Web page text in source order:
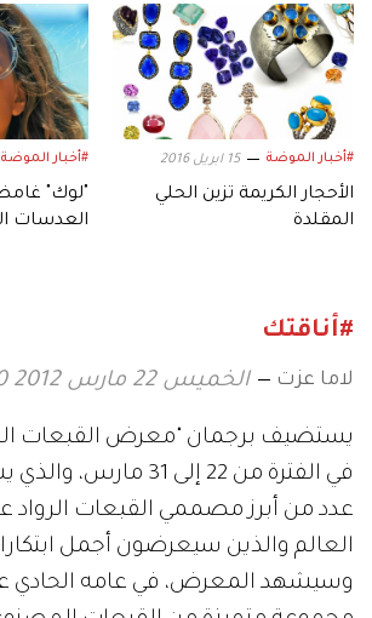
#أخبار الموضة 15 ابريل 2016
الأحجار الكريمة تزين الحلي
المقلدة
#أخبار الموضة
"لوك"
العدسات
#أناقتك
لاما عزت الخميس 22 مارس 2012 04:00
يستضيف برجمان "معرض القبعات
في الفترة من 22 إلى 31
عدد من أبرز مصممي القبعات الرواد
العالم والذين سيعرضون أجمل
وسيشهد المعرض، في عامه